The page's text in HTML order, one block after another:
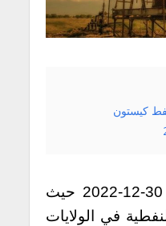
كيستون
ارتفعت تداولات النفط 30-12-2022 حيث
في الولايات